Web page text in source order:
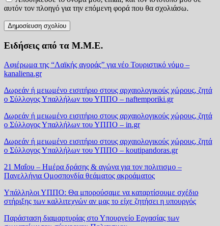
αυτόν τον πλοηγό για την επόμενη φορά που θα σχολιάσω.
Ειδήσεις από τα Μ.Μ.Ε.
Αφιέρωμα της “Λαϊκής αγοράς” για νέο Τουριστικό νόμο –
kanaliena.gr
Δωρεάν ή μειωμένο εισιτήριο στους αρχαιολογικούς χώρους, ζητά
ο Σύλλογος Υπαλλήλων του ΥΠΠΟ – naftemporiki.gr
Δωρεάν ή μειωμένο εισιτήριο στους αρχαιολογικούς χώρους, ζητά
ο Σύλλογος Υπαλλήλων του ΥΠΠΟ – in.gr
Δωρεάν ή μειωμένο εισιτήριο στους αρχαιολογικούς χώρους, ζητά
ο Σύλλογος Υπαλλήλων του ΥΠΠΟ – koutipandoras.gr
21 Μαΐου – Ημέρα δράσης & αγώνα για τον πολιτισμο –
Πανελλήνια Ομοσπονδία θεάματος ακροάματος
Υπάλληλοι ΥΠΠΟ: Θα μπορούσαμε να καταρτίσουμε σχέδιο
στήριξης των καλλιτεχνών αν μας το είχε ζητήσει η υπουργός
Παράσταση διαμαρτυρίας στο Υπουργείο Εργασίας των